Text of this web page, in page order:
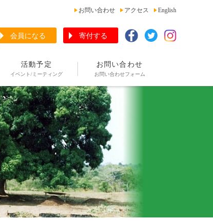
お問い合わせ アクセス English
会員になる 寄付する
活動予定
イベント/ミーティング
お問い合わせ
お問い合わせフォーム